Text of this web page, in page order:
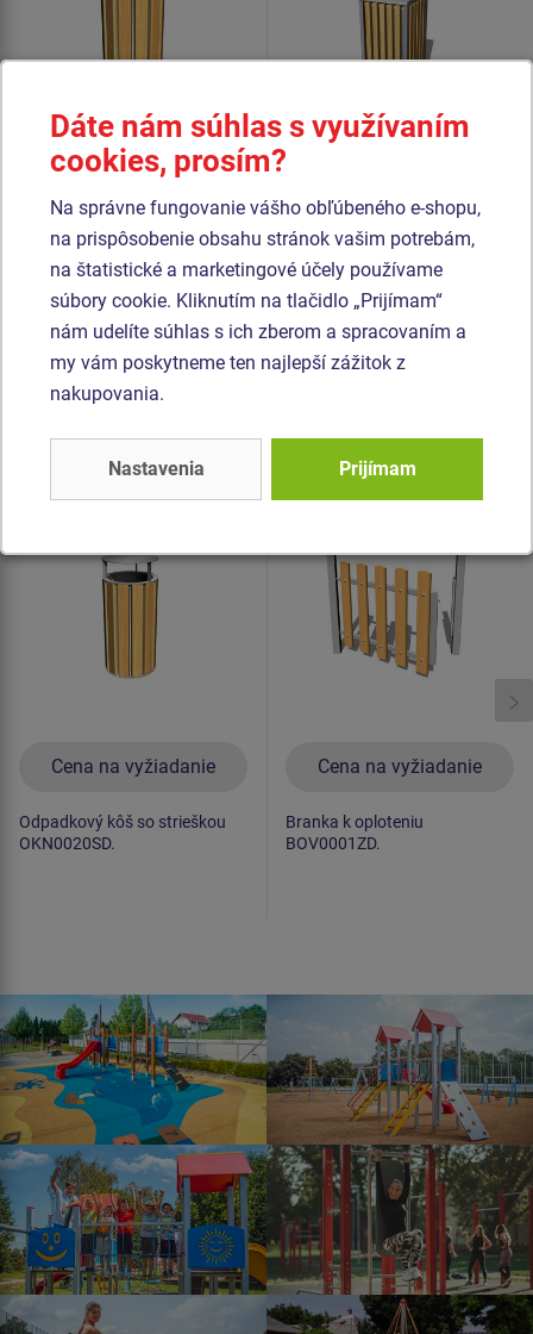
Cena na vyžiadanie
Odpadkový kôš - s
pozinkovanou vložkou
OKN0002SD.
Cena na vyžiadanie
Odpadkový kôš - s
pozinkovanou vložkou.
Podobný
Cena na vyžiadanie
Odpadkový kôš so strieškou
OKN0020SD.
Bránka k oploteniu
Cena na vyžiadanie
Branka k oploteniu
BOV0001ZD.
Dáte nám súhlas s využívaním
cookies, prosím?
Na správne fungovanie vášho obľúbeného e-shopu,
na prispôsobenie obsahu stránok vašim potrebám,
na štatistické a marketingové účely používame
súbory cookie. Kliknutím na tlačidlo „Prijímam“
nám udelíte súhlas s ich zberom a spracovaním a
my vám poskytneme ten najlepší zážitok z
nakupovania.
Nastavenia Prijímam